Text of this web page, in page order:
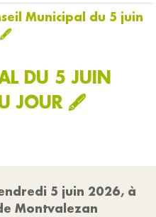
Municipal du 5 juin
🖋
DU 5 JUIN
JOUR 🖋
5 juin 2026, à
Montvalezan